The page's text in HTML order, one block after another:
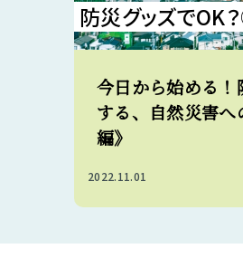
防災グッズでOK
今日から始める
する、自然災害
編》
2022.11.01